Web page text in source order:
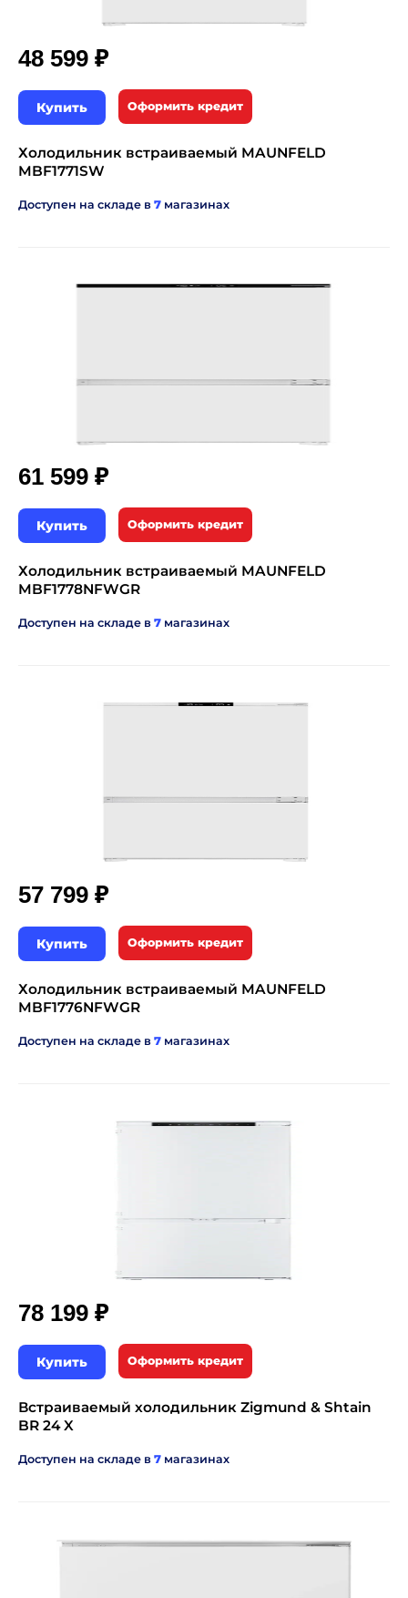
48 599 ₽
Купить Оформить кредит
Холодильник встраиваемый MAUNFELD
MBF1771SW
Доступен на складе в 7 магазинах
61 599 ₽
Купить Оформить кредит
Холодильник встраиваемый MAUNFELD
MBF1778NFWGR
Доступен на складе в 7 магазинах
57 799 ₽
Купить Оформить кредит
Холодильник встраиваемый MAUNFELD
MBF1776NFWGR
Доступен на складе в 7 магазинах
78 199 ₽
Купить Оформить кредит
Встраиваемый холодильник Zigmund & Shtain
BR 24 X
Доступен на складе в 7 магазинах